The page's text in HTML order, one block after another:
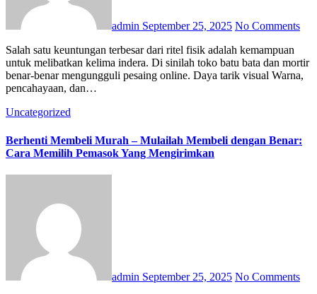
admin September 25, 2025 No Comments
Salah satu keuntungan terbesar dari ritel fisik adalah kemampuan
untuk melibatkan kelima indera. Di sinilah toko batu bata dan mortir
benar-benar mengungguli pesaing online. Daya tarik visual Warna,
pencahayaan, dan…
Uncategorized
Berhenti Membeli Murah – Mulailah Membeli dengan Benar:
Cara Memilih Pemasok Yang Mengirimkan
admin September 25, 2025 No Comments